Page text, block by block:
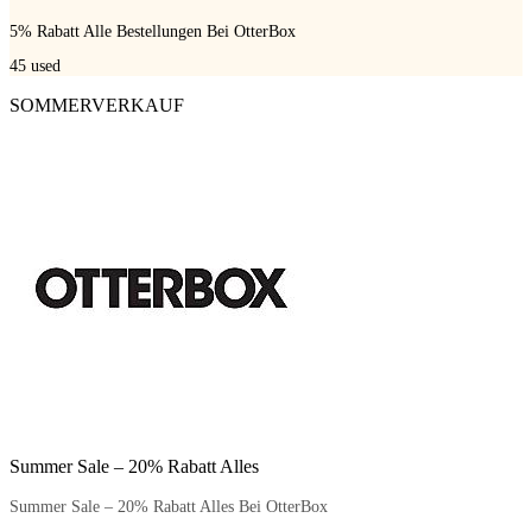
5% Rabatt Alle Bestellungen Bei OtterBox
45 used
SOMMERVERKAUF
Summer Sale – 20% Rabatt Alles
Summer Sale – 20% Rabatt Alles Bei OtterBox